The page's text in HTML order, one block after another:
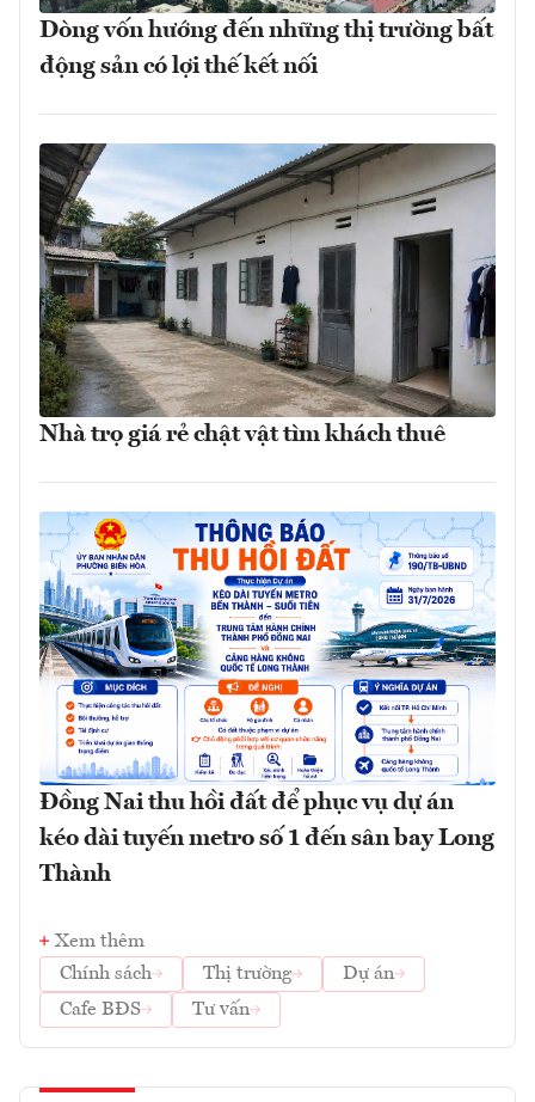
Dòng vốn hướng đến những thị trường bất
động sản có lợi thế kết nối
Nhà trọ giá rẻ chật vật tìm khách thuê
Đồng Nai thu hồi đất để phục vụ dự án
kéo dài tuyến metro số 1 đến sân bay Long
Thành
Xem thêm
Chính sách
Thị trường
Dự án
Cafe BĐS
Tư vấn